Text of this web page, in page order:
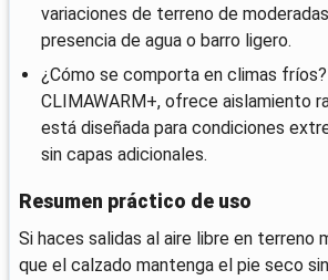
variaciones de terreno de
presencia de agua o barro ligero.
¿Cómo se comporta en climas fríos?
CLIMAWARM+, ofrece aislamiento
está diseñada para condiciones
sin capas adicionales.
Resumen práctico de uso
Si haces salidas al aire libre en terreno
que el calzado mantenga el pie seco